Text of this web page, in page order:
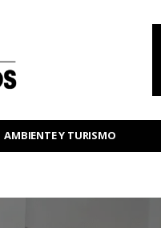
AMBIENTE Y TURISMO